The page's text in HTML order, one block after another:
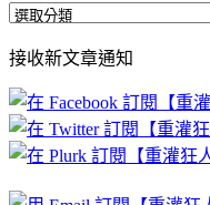
全
文
章
分
類
接收新文章通知